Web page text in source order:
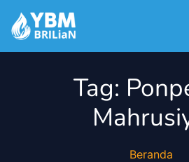
Tag:
Beranda